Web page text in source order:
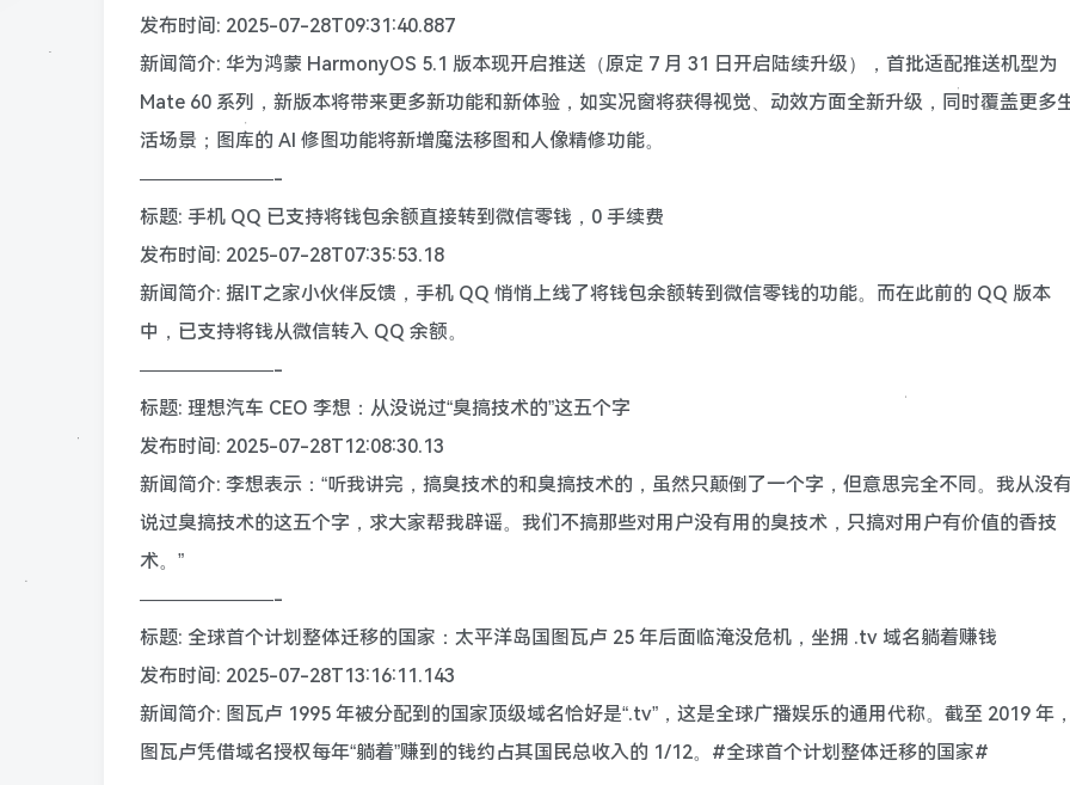
发布时间: 2025-07-28T09:31:40.887
新闻简介: 华为鸿蒙 HarmonyOS 5.1 版本现开启推送（原定 7 月 31 日开启陆续升级），首批适配推送机型为
Mate 60 系列，新版本将带来更多新功能和新体验，如实况窗将获得视觉、动效方面全新升级，同时覆盖更多
活场景；图库的 AI 修图功能将新增魔法移图和人像精修功能。
———————-
标题: 手机 QQ 已支持将钱包余额直接转到微信零钱，0 手续费
发布时间: 2025-07-28T07:35:53.18
新闻简介: 据IT之家小伙伴反馈，手机 QQ 悄悄上线了将钱包余额转到微信零钱的功能。而在此前的 QQ 版本
中，已支持将钱从微信转入 QQ 余额。
———————-
标题: 理想汽车 CEO 李想：从没说过“臭搞技术的”这五个字
发布时间: 2025-07-28T12:08:30.13
新闻简介: 李想表示：“听我讲完，搞臭技术的和臭搞技术的，虽然只颠倒了一个字，但意思完全不同。我从没
说过臭搞技术的这五个字，求大家帮我辟谣。我们不搞那些对用户没有用的臭技术，只搞对用户有价值的香技
术。”
———————-
标题: 全球首个计划整体迁移的国家：太平洋岛国图瓦卢 25 年后面临淹没危机，坐拥 .tv 域名躺着赚钱
发布时间: 2025-07-28T13:16:11.143
新闻简介: 图瓦卢 1995 年被分配到的国家顶级域名恰好是“.tv”，这是全球广播娱乐的通用代称。截至 2019 年
图瓦卢凭借域名授权每年“躺着”赚到的钱约占其国民总收入的 1/12。#全球首个计划整体迁移的国家#